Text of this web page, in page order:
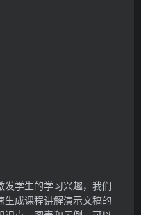
发学生的学习兴趣，我们
生成课程讲解演示文稿的